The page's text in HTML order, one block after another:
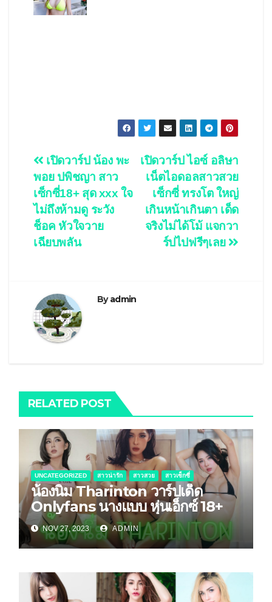
Post
navigation
เปิดวาร์ป ไอซ์ อลิษา
เน็ตไอดอลสาวสวย
เซ็กซี่ ทรงโต ใหญ่
เกินหน้าเกินตา เด็ด
จริงไม่ได้โม้ แจกวา
ร์ปไปฟรีๆเลย
เปิดวาร์ป น้อง พะ
พอย ปพิชญา สาว
เซ็กซี่18+ สุด xxx ใจ
ไม่ถึงห้ามดู ระวัง
ช็อค หัวใจวาย
เฉียบพลัน
Byadmin
RELATED POST
UNCATEGORIZED สาวน่ารัก สาวสวย สาวเซ็กซี่
น้องนิ่ม Tharinton วาร์ปเด็ด
Onlyfans นางแบบ หุ่นเอ็กซ์ 18+
NOV 27, 2023 ADMIN